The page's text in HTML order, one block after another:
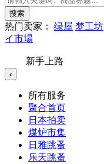
搜索
热门卖家： 绿屋 梦工坊
イ市場
新手上路
‹
所有服务
聚合首页
日本拍卖
煤炉市集
日雅跳蚤
乐天跳蚤